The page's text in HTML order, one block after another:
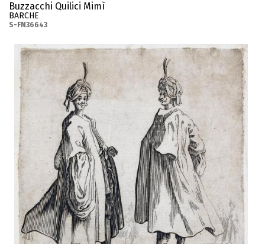
Buzzacchi Quilici Mimì
BARCHE
S-FN36643